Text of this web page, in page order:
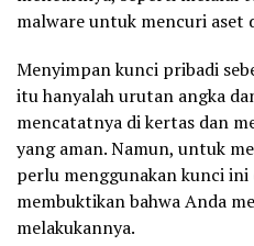
malware untuk mencuri aset
Menyimpan kunci pribadi
itu hanyalah urutan angka
mencatatnya di kertas dan
yang aman. Namun, untuk
perlu menggunakan kunci
membuktikan bahwa Anda
melakukannya.